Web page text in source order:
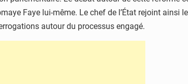
Faye lui-même. Le chef de l’État rejoint
autour du processus engagé.